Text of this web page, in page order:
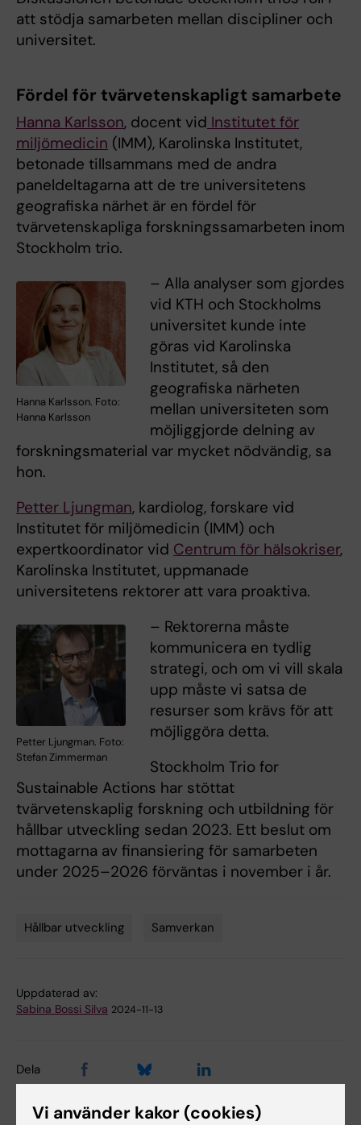
att stödja samarbeten mellan discipliner och
universitet.
Fördel för tvärvetenskapligt samarbete
Hanna Karlsson, docent vid Institutet för
miljömedicin (IMM), Karolinska Institutet,
betonade tillsammans med de andra
paneldeltagarna att de tre universitetens
geografiska närhet är en fördel för
tvärvetenskapliga forskningssamarbeten inom
Stockholm trio.
Hanna Karlsson. Foto:
Hanna Karlsson
– Alla analyser som gjordes
vid KTH och Stockholms
universitet kunde inte
göras vid Karolinska
Institutet, så den
geografiska närheten
mellan universiteten som
möjliggjorde delning av
forskningsmaterial var mycket nödvändig, sa
hon.
Petter Ljungman, kardiolog, forskare vid
Institutet för miljömedicin (IMM) och
expertkoordinator vid Centrum för hälsokriser,
Karolinska Institutet, uppmanade
universitetens rektorer att vara proaktiva.
Petter Ljungman. Foto:
Stefan Zimmerman
– Rektorerna måste
kommunicera en tydlig
strategi, och om vi vill skala
upp måste vi satsa de
resurser som krävs för att
möjliggöra detta.
Stockholm Trio for
Sustainable Actions har stöttat
tvärvetenskaplig forskning och utbildning för
hållbar utveckling sedan 2023. Ett beslut om
mottagarna av finansiering för samarbeten
under 2025–2026 förväntas i november i år.
Hållbar utveckling Samverkan
Uppdaterad av:
Sabina Bossi Silva 2024-11-13
Dela
Vi använder kakor (cookies)